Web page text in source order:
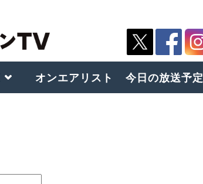
オンエアリスト 今日の放送予定